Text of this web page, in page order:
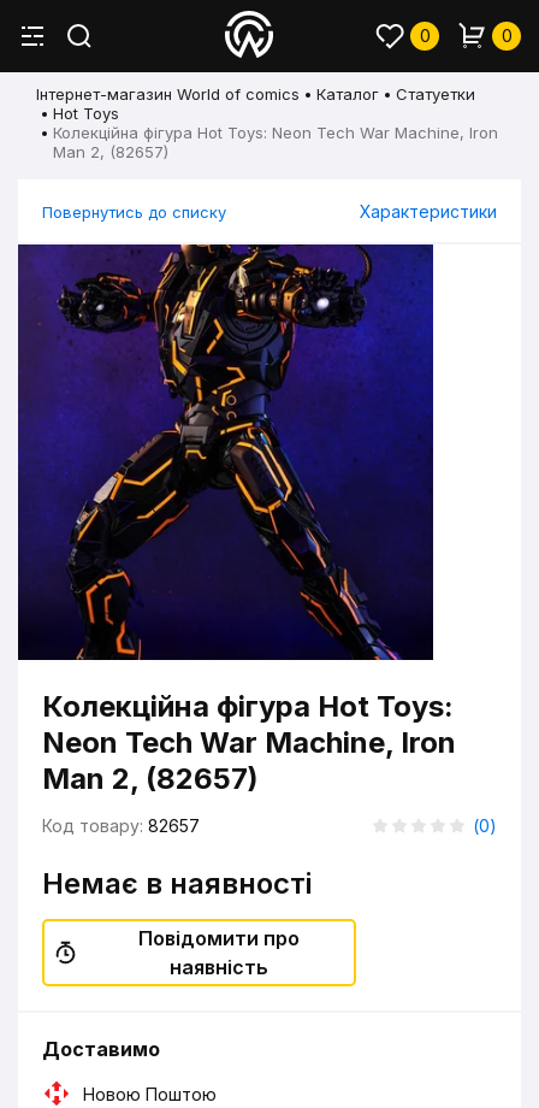
0 0
Інтернет-магазин World of comics Каталог
Статуетки
Hot Toys
Колекційна фігура Hot Toys: Neon Tech War Machine, Iron
Man 2, (82657)
Повернутись до списку Характеристики
Колекційна фігура Hot Toys:
Neon Tech War Machine, Iron
Man 2, (82657)
Код товару: 82657 (0)
Немає в наявності
Повідомити про
наявність
Доставимо
Новою Поштою